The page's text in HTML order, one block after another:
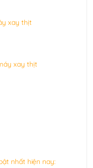
xay thịt
xay thịt
nhất hiện nay: